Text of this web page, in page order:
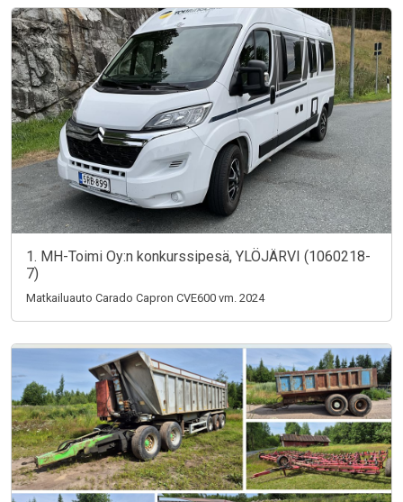
1. MH-Toimi Oy:n konkurssipesä, YLÖJÄRVI (1060218-
7)
Matkailuauto Carado Capron CVE600 vm. 2024